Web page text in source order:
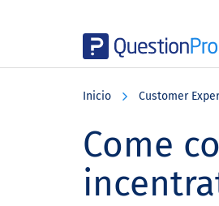
Inicio Customer
Come